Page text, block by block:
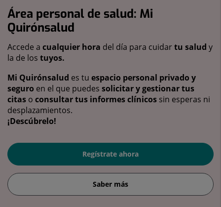
Área personal de salud: Mi
Quirónsalud
Accede a cualquier hora del día para cuidartu salud y
la de los tuyos.
Mi Quirónsalud es tu espacio personal privado y
seguro en el que puedes solicitar y gestionar tus
citas o consultar tus informes clínicos sin esperas ni
desplazamientos.
¡Descúbrelo!
Regístrate ahora
Saber más